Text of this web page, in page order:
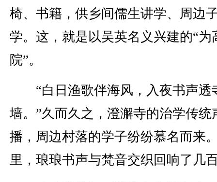
椅、书籍，供乡间儒生讲学、周边
学。这，就是以吴英名义兴建的“为
院”。
“白日渔歌伴海风，入夜书声透
墙。”久而久之，澄澥寺的治学传统
播，周边村落的学子纷纷慕名而来
里，琅琅书声与梵音交织回响了几